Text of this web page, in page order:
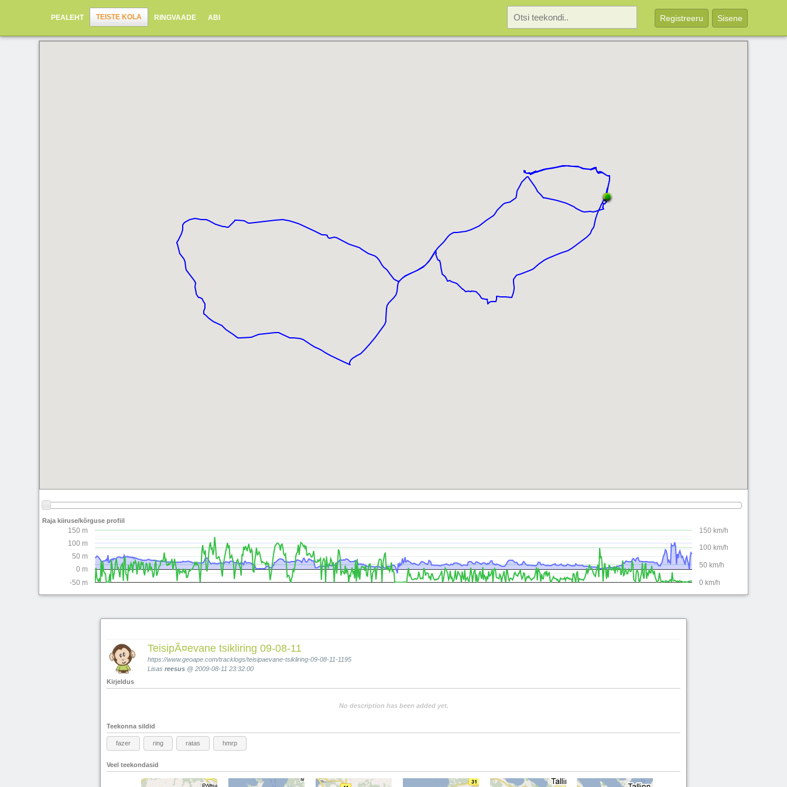
PEALEHT TEISTE KOLA RINGVAADE ABI Sisene
Registreeru
Raja kiiruse/kõrguse profiil
-50 m
0 m
50 m
100 m
150 m
0 km/h
50 km/h
100 km/h
150 km/h
TeisipÃ¤evane tsikliring 09-08-11
https://www.geoape.com/tracklogs/teisipaevane-tsikliring-09-08-11-1195
Lisas reesus @ 2009-08-11 23:32:00
Kirjeldus
No description has been added yet.
Teekonna sildid
fazer ring ratas hmrp
Veel teekondasid